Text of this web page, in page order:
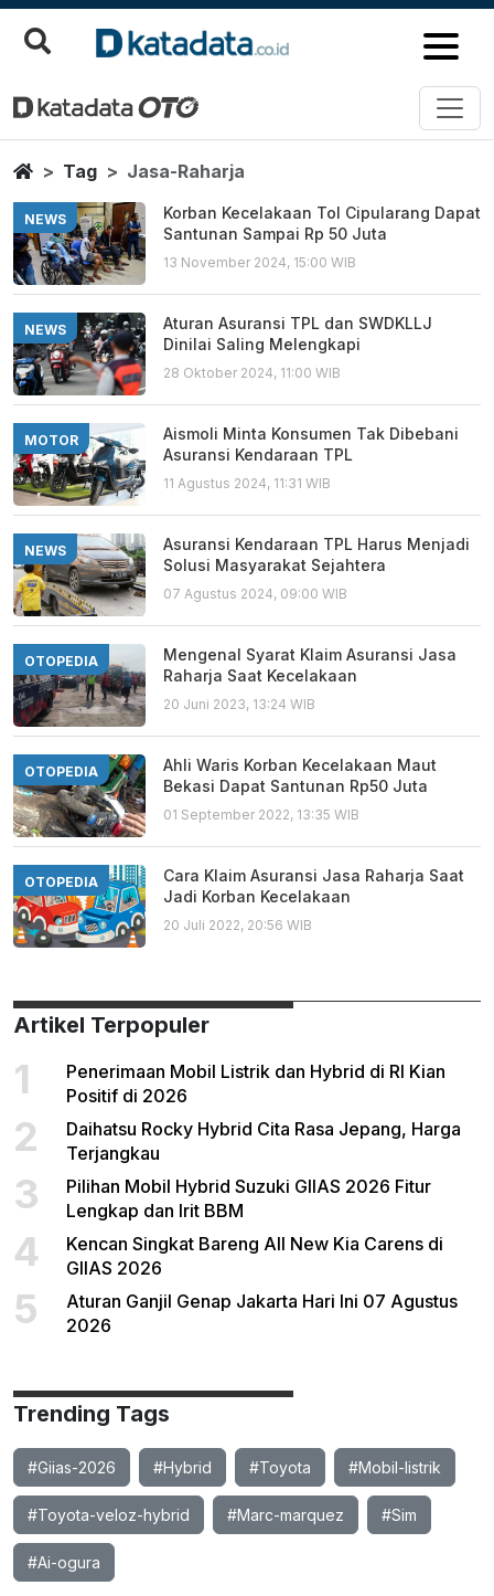
Jasa Raharja
Berita Terbaru
HomeTag Jasa-Raharja
NEWS
Korban Kecelakaan Tol Cipularang Dapat
Santunan Sampai Rp 50 Juta
13 November 2024, 15:00 WIB
NEWS
Aturan Asuransi TPL dan SWDKLLJ
Dinilai Saling Melengkapi
28 Oktober 2024, 11:00 WIB
MOTOR
Aismoli Minta Konsumen Tak Dibebani
Asuransi Kendaraan TPL
11 Agustus 2024, 11:31 WIB
NEWS
Asuransi Kendaraan TPL Harus Menjadi
Solusi Masyarakat Sejahtera
07 Agustus 2024, 09:00 WIB
OTOPEDIA
Mengenal Syarat Klaim Asuransi Jasa
Raharja Saat Kecelakaan
20 Juni 2023, 13:24 WIB
OTOPEDIA
Ahli Waris Korban Kecelakaan Maut
Bekasi Dapat Santunan Rp50 Juta
01 September 2022, 13:35 WIB
OTOPEDIA
Cara Klaim Asuransi Jasa Raharja Saat
Jadi Korban Kecelakaan
20 Juli 2022, 20:56 WIB
Artikel Terpopuler
1
Penerimaan Mobil Listrik dan Hybrid di RI Kian
Positif di 2026
2
Daihatsu Rocky Hybrid Cita Rasa Jepang, Harga
Terjangkau
3
Pilihan Mobil Hybrid Suzuki GIIAS 2026 Fitur
Lengkap dan Irit BBM
4
Kencan Singkat Bareng All New Kia Carens di
GIIAS 2026
5
Aturan Ganjil Genap Jakarta Hari Ini 07 Agustus
2026
Trending Tags
#Giias-2026 #Hybrid #Toyota #Mobil-listrik
#Toyota-veloz-hybrid #Marc-marquez #Sim
#Ai-ogura